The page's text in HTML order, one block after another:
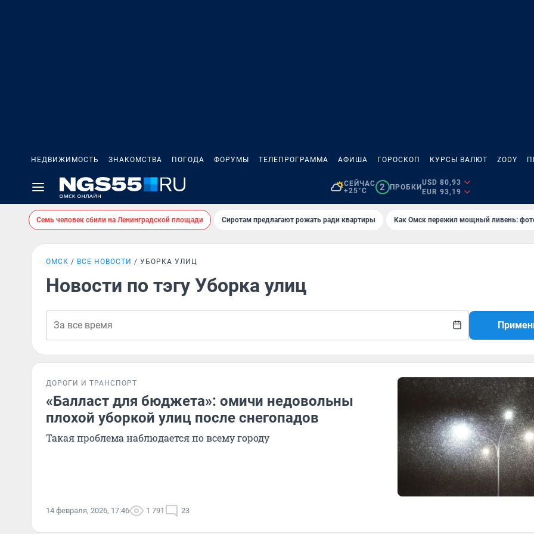
НЕДВИЖИМОСТЬ ЗНАКОМСТВА ПОГОДА ФОРУМЫ ТЕЛЕПРОГРАММА АФИША ГОРОСКОП КУРСЫ ВАЛЮТ ZODY
СЕЙЧАС
+25°C
2 ПРОБКИ
USD 80,93
EUR 93,19
Семь человек сбили на Ленинградской площади Сиротам предлагают рожать ради квартиры Как Омск пережил мощный ливень:
ОМСК ВСЕ НОВОСТИ УБОРКА УЛИЦ
Новости по тэгу Уборка улиц
ДОРОГИ И ТРАНСПОРТ
«Балласт для бюджета»: омичи недовольны
плохой уборкой улиц после снегопадов
Такая проблема наблюдается по всему городу
14 февраля, 2026, 17:46 1 791 23